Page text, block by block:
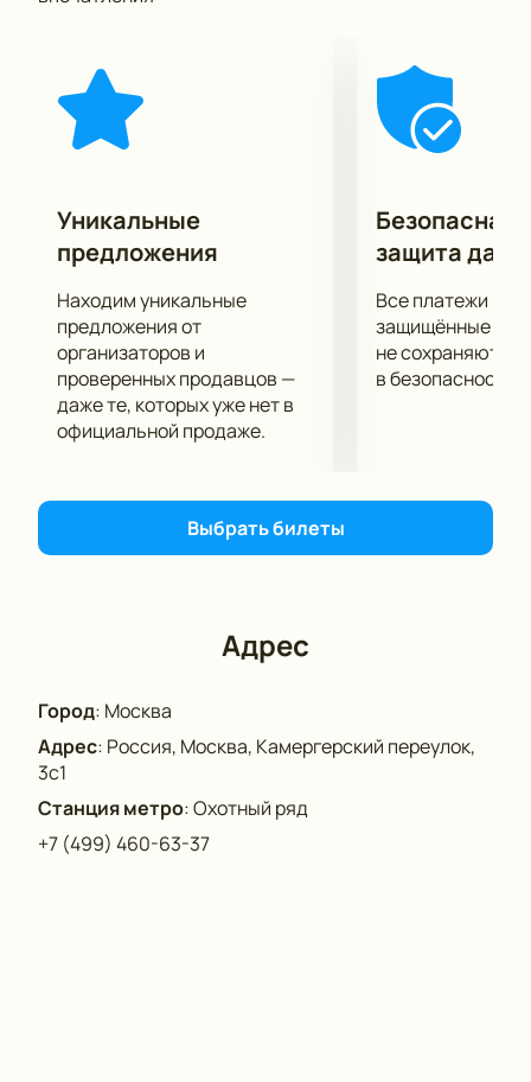
экспертов и театральных критиков. Премьерный
посмотрело уже огромное количество зрителей,
интерес публики к постановке не угасает.
Уникальные
предложения
Находим уникальные
предложения от
организаторов и
проверенных продавцов —
даже те, которых уже нет в
официальной продаже.
Безопасная
защита
Все платежи
защищённые
не сохраняются
в безопасности.
Выбрать билеты
Адрес
Город: Москва
Адрес: Россия, Москва, Камергерский переулок,
3с1
Станция метро:Охотный ряд
+7 (499) 460-63-37